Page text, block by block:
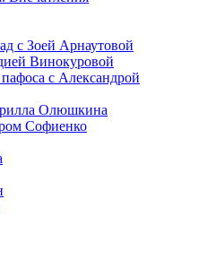
с Зоей Арнаутовой
Винокуровой
с Александрой
Олюшкина
Софиенко